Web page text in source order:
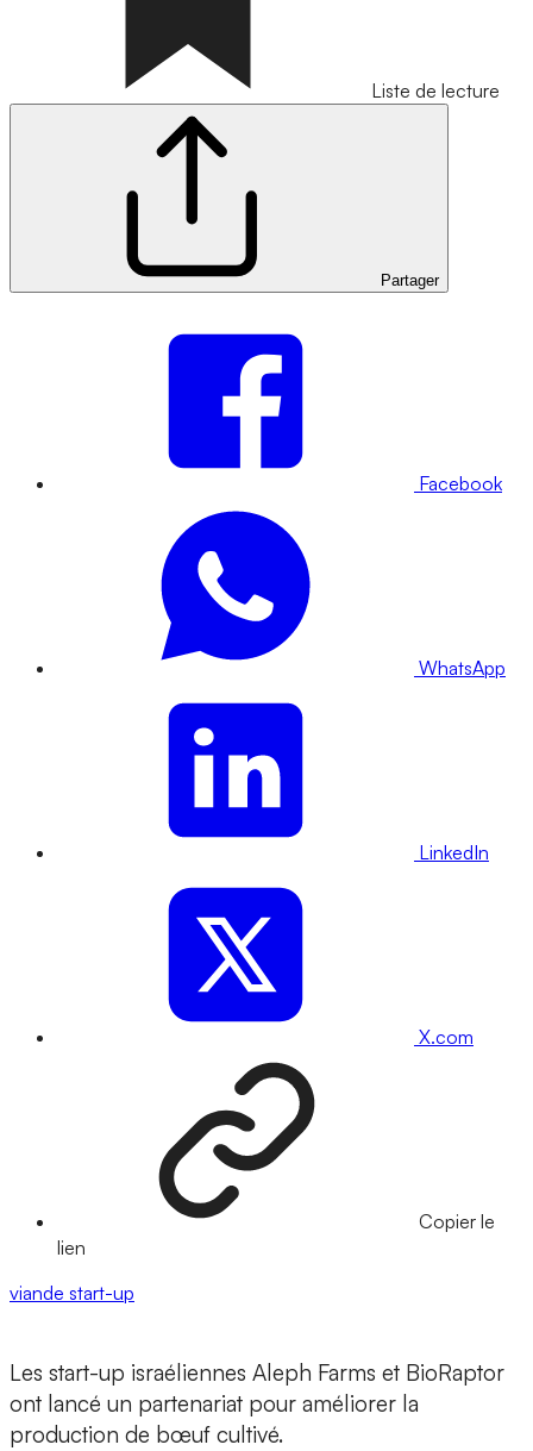
Liste de lecture
Partager
Facebook
WhatsApp
LinkedIn
X.com
Copier le
lien
viande start-up
Les start-up israéliennes Aleph Farms et BioRaptor
ont lancé un partenariat pour améliorer la
production de bœuf cultivé.